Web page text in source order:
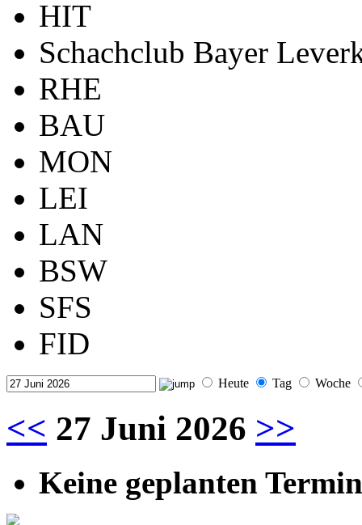
HIT
Schachclub Bayer
RHE
BAU
MON
LEI
LAN
BSW
SFS
FID
Heute Tag Woche
<< 27 Juni 2026 >>
Keine geplanten